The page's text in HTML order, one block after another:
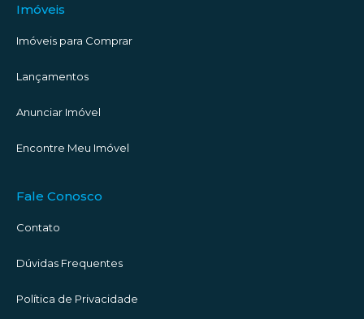
Imóveis
Imóveis para Comprar
Lançamentos
Anunciar Imóvel
Encontre Meu Imóvel
Fale Conosco
Contato
Dúvidas Frequentes
Política de Privacidade